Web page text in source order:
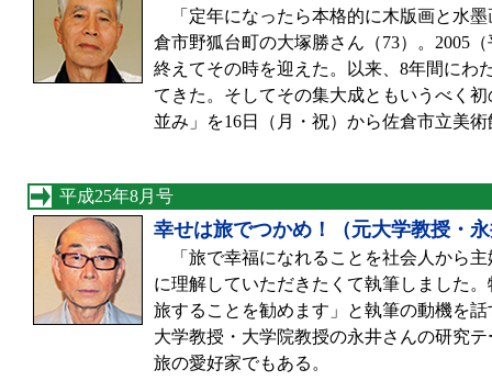
「定年になったら本格的に木版画と水
倉市野狐台町の大塚勝さん（73）。2005
終えてその時を迎えた。以来、8年間にわ
てきた。そしてその集大成ともいうべく
並み」を16日（月・祝）から佐倉市立美
平成25年8月号
幸せは旅でつかめ！（元大学教授・
「旅で幸福になれることを社会人から
に理解していただきたくて執筆しました
旅することを勧めます」と執筆の動機を
大学教授・大学院教授の永井さんの研究
旅の愛好家でもある。